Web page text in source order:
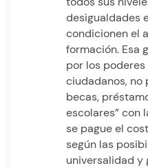
desigualdades
condicionen el
formación. Esa
por los
ciudadanos, no
becas,
escolares” con
se pague el
según las
universalidad y